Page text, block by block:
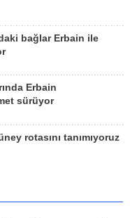
bağlar Erbain ile
Erbain
sürüyor
rotasını tanımıyoruz